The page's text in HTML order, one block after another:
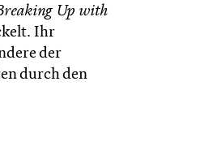
Up with
Ihr
der
durch den